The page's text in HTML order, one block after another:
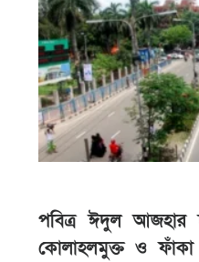
পবিত্র ঈদুল আজহার
কোলাহলমুক্ত ও ফাঁকা